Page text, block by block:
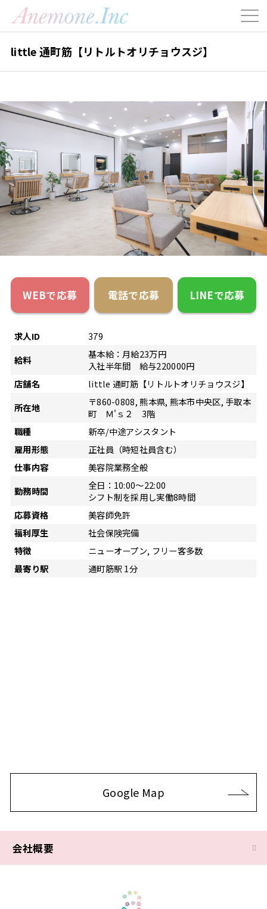
little 通町筋【リトルトオリチョウスジ】
WEBで応募 電話で応募 LINEで応募
求人ID
379
給料
基本給：月給23万円
入社半年間 給与220000円
店舗名
little 通町筋【リトルトオリチョウスジ】
所在地
〒860-0808, 熊本県, 熊本市中央区, 手取本
町 Ｍ'ｓ２ 3階
職種
新卒/中途アシスタント
雇用形態
正社員（時短社員含む）
仕事内容
美容院業務全般
勤務時間
全日：10:00～22:00
シフト制を採用し実働8時間
応募資格
美容師免許
福利厚生
社会保険完備
特徴
ニューオープン, フリー客多数
最寄り駅
通町筋駅 1分
Google Map
会社概要